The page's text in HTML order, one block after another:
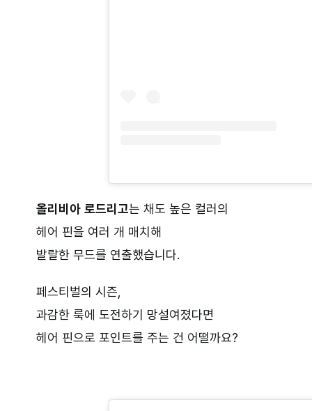
올리비아 로드리고는 채도 높은 컬러의
헤어 핀을 여러 개 매치해
발랄한 무드를 연출했습니다.
페스티벌의 시즌,
과감한 룩에 도전하기 망설여졌다면
헤어 핀으로 포인트를 주는 건 어떨까요?